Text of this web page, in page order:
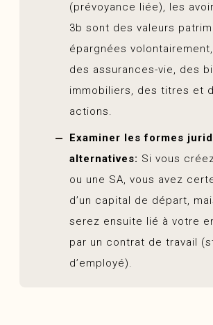
(prévoyance liée), les
3b sont des valeurs
épargnées
des assurances-vie, des
immobiliers, des titres et
actions.
Examiner les formes
alternatives: Si vous
ou une SA, vous avez
d’un capital de départ,
serez ensuite lié à votre
par un contrat de travail
d’employé).